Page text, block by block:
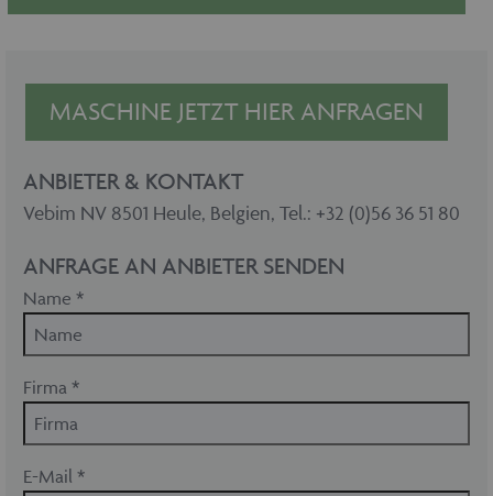
MASCHINE JETZT HIER ANFRAGEN
ANBIETER & KONTAKT
Vebim NV 8501 Heule, Belgien, Tel.: +32 (0)56 36 51 80
ANFRAGE AN ANBIETER SENDEN
Name *
Firma *
E-Mail *